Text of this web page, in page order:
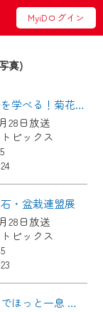
MyiDログイン
真)
【日進】菊の栽培を学べる！菊花大会に向けた菊づくり講習会
28日放送
ピックス
・盆栽連盟展
28日放送
ピックス
【日進】日本庭園でほっと一息 にっしんオープンガーデン
』は2024
！
いの地域
、いつ
域情報